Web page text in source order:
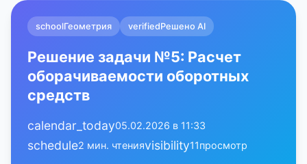
schoolГеометрия verifiedРешено AI
Решение задачи №5: Расчет
оборачиваемости оборотных
средств
calendar_today05.02.2026 в 11:33
schedule2 мин. чтенияvisibility11просмотр